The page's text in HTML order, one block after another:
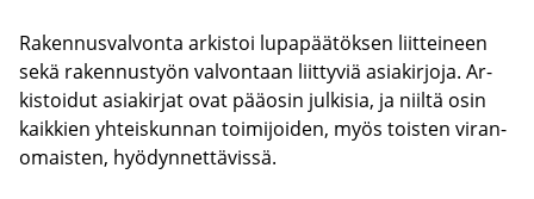
Ra­ken­nus­val­von­ta ar­kis­toi lu­pa­pää­tök­sen liit­tei­neen
sekä ra­ken­nus­työn val­von­taan liit­ty­viä asia­kir­jo­ja. Ar­
kis­toi­dut asia­kir­jat ovat pää­osin jul­ki­sia, ja niil­tä osin
kaik­kien yh­teis­kun­nan toi­mi­joi­den, myös tois­ten vi­ran­
omais­ten, hyö­dyn­net­tä­vis­sä.